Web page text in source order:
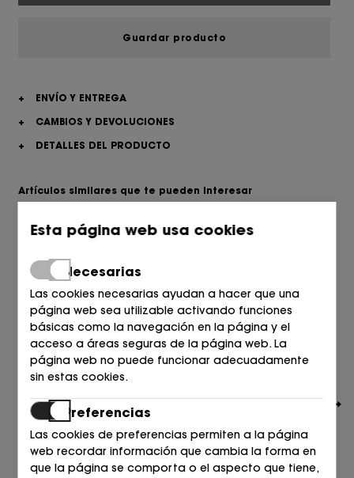
Guardar producto
+
ENVÍO Y ENTREGA
+
CAMBIOS Y DEVOLUCIONES
+
DETALLES DEL PRODUCTO
Artículos similares que te pueden interesar
Esta página web usa cookies
Necesarias
Las cookies necesarias ayudan a hacer que una
página web sea utilizable activando funciones
básicas como la navegación en la página y el
acceso a áreas seguras de la página web. La
página web no puede funcionar adecuadamente
sin estas cookies.
Preferencias
Las cookies de preferencias permiten a la página
web recordar información que cambia la forma en
que la página se comporta o el aspecto que tiene,